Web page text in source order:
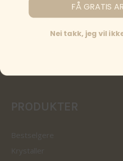
Betingelser og personvern
PRODUKTER
Bestselgere
Krystaller
FÅ GRATIS
Nei takk, jeg vil